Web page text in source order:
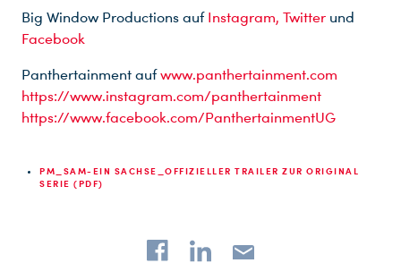
Big Window Productions auf Instagram, Twitter und
Facebook
Panthertainment aufwww.panthertainment.com
https://www.instagram.com/panthertainment
https://www.facebook.com/PanthertainmentUG
PM_SAM-EIN SACHSE_OFFIZIELLER TRAILER ZUR ORIGINAL
SERIE (PDF)